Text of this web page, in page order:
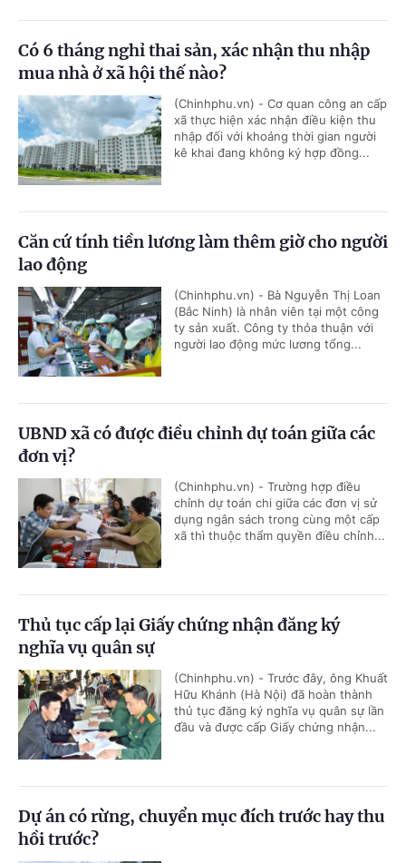
Có 6 tháng nghỉ thai sản, xác nhận thu nhập
mua nhà ở xã hội thế nào?
(Chinhphu.vn) - Cơ quan công an cấp
xã thực hiện xác nhận điều kiện thu
nhập đối với khoảng thời gian người
kê khai đang không ký hợp đồng...
Căn cứ tính tiền lương làm thêm giờ cho người
lao động
(Chinhphu.vn) - Bà Nguyễn Thị Loan
(Bắc Ninh) là nhân viên tại một công
ty sản xuất. Công ty thỏa thuận với
người lao động mức lương tổng...
UBND xã có được điều chỉnh dự toán giữa các
đơn vị?
(Chinhphu.vn) - Trường hợp điều
chỉnh dự toán chi giữa các đơn vị sử
dụng ngân sách trong cùng một cấp
xã thì thuộc thẩm quyền điều chỉnh...
Thủ tục cấp lại Giấy chứng nhận đăng ký
nghĩa vụ quân sự
(Chinhphu.vn) - Trước đây, ông Khuất
Hữu Khánh (Hà Nội) đã hoàn thành
thủ tục đăng ký nghĩa vụ quân sự lần
đầu và được cấp Giấy chứng nhận...
Dự án có rừng, chuyển mục đích trước hay thu
hồi trước?